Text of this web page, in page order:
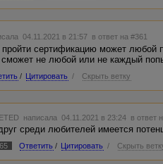
04.11.2021 в 21:57 в ответ на #361
пройти сертификацию может любой
сможет не любой или не каждый
/ Цитировать / Скрыть ветку
написала 04.11.2021 в 23:24 в ответ
среди любителей имеется
Ответить / Цитировать / Скрыть